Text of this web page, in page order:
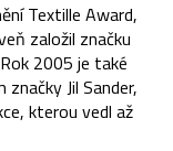
Textille Award,
založil značku
2005 je také
Jil Sander,
kterou vedl až